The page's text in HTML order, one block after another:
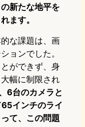
新たな地平を
ます。
な課題は、画
ョンでした。
ができず、身
幅に制限され
6台のカメラと
インチのライ
て、この問題